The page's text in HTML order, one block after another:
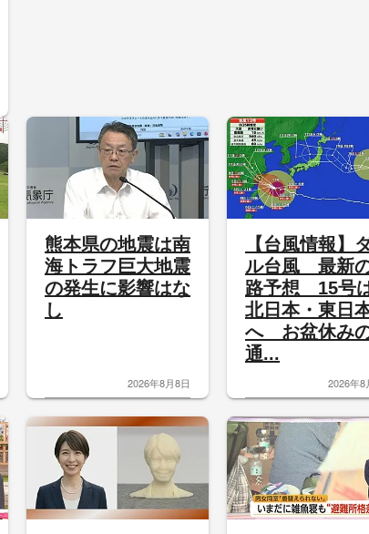
熊本県の地震は南
海トラフ巨大地震
の発生に影響はな
し
2026年8月8日
【台風情報】
ル台風 最新
路予想 15号
北日本・東日
へ お盆休み
通...
2026年8